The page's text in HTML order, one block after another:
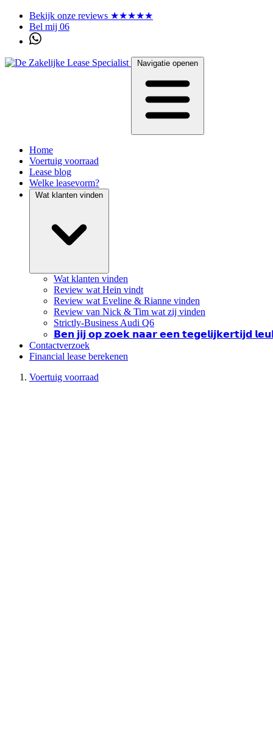
Bekijk onze reviews ★★★★★
Bel mij 06
Navigatie openen
Home
Voertuig voorraad
Lease blog
Welke leasevorm?
Wat klanten vinden
Wat klanten vinden
Review wat Hein vindt
Review wat Eveline & Rianne vinden
Review van Nick & Tim wat zij vinden
Strictly-Business Audi Q6
𝗕𝗲𝗻 𝗷𝗶𝗷 𝗼𝗽 𝘇𝗼𝗲𝗸 𝗻𝗮𝗮𝗿 𝗲𝗲𝗻 𝘁𝗲𝗴𝗲𝗹𝗶𝗷𝗸𝗲𝗿𝘁𝗶𝗷𝗱
Contactverzoek
Financial lease berekenen
Voertuig voorraad